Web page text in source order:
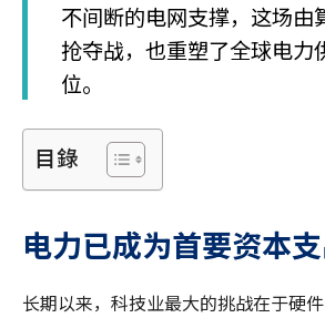
不间断的电网支撑，这场由
抢夺战，也重塑了全球电力
位。
目錄
电力已成为首要资本
长期以来，科技业最大的挑战在于硬